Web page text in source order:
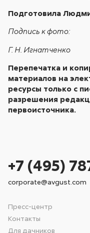
Подготовила
Подпись к фото:
Г. Н. Игнатченко
Перепечатка и
материалов на
ресурсы только с
разрешения
первоисточника.
Пресс-центр
Контакты
Для дачников
+7 (495)
corporate@avgust.com